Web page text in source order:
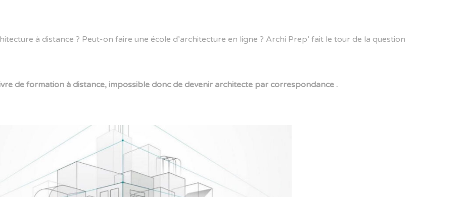
à distance ? Peut-on faire une école d’architecture en ligne ? Archi Prep’ fait le tour de la question
de formation à distance, impossible donc de devenir architecte par correspondance .